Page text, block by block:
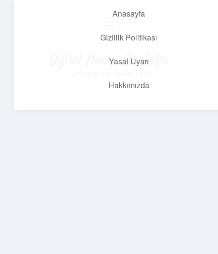
Anasayfa
Gizlilik Politikası
Yasal Uyarı
Hakkımızda
Dijital Dünya Günlüğü